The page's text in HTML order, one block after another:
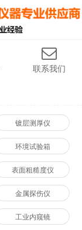
联系我们
镀层测厚仪
环境试验箱
表面粗糙度仪
金属探伤仪
工业内窥镜